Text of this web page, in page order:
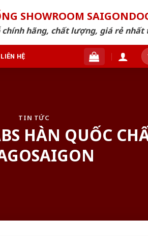
SHOWROOM
hãng, chất lượng, giá rẻ nhất
LIÊN HỆ
TIN TỨC
HÀN QUỐC